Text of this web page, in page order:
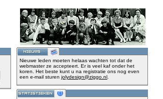
Nieuwe leden moeten helaas wachten tot dat de
webmaster ze accepteert. Er is veel kaf onder het
koren. Het beste kunt u na registratie ons nog even
een e-mail sturen jolydesign@ziggo.nl